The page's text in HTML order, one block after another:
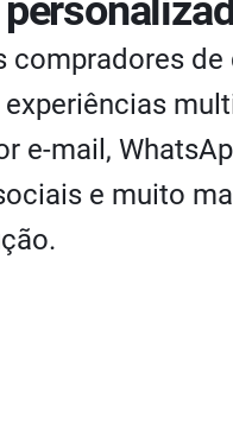
compradores de
experiências
e-mail,
e muito